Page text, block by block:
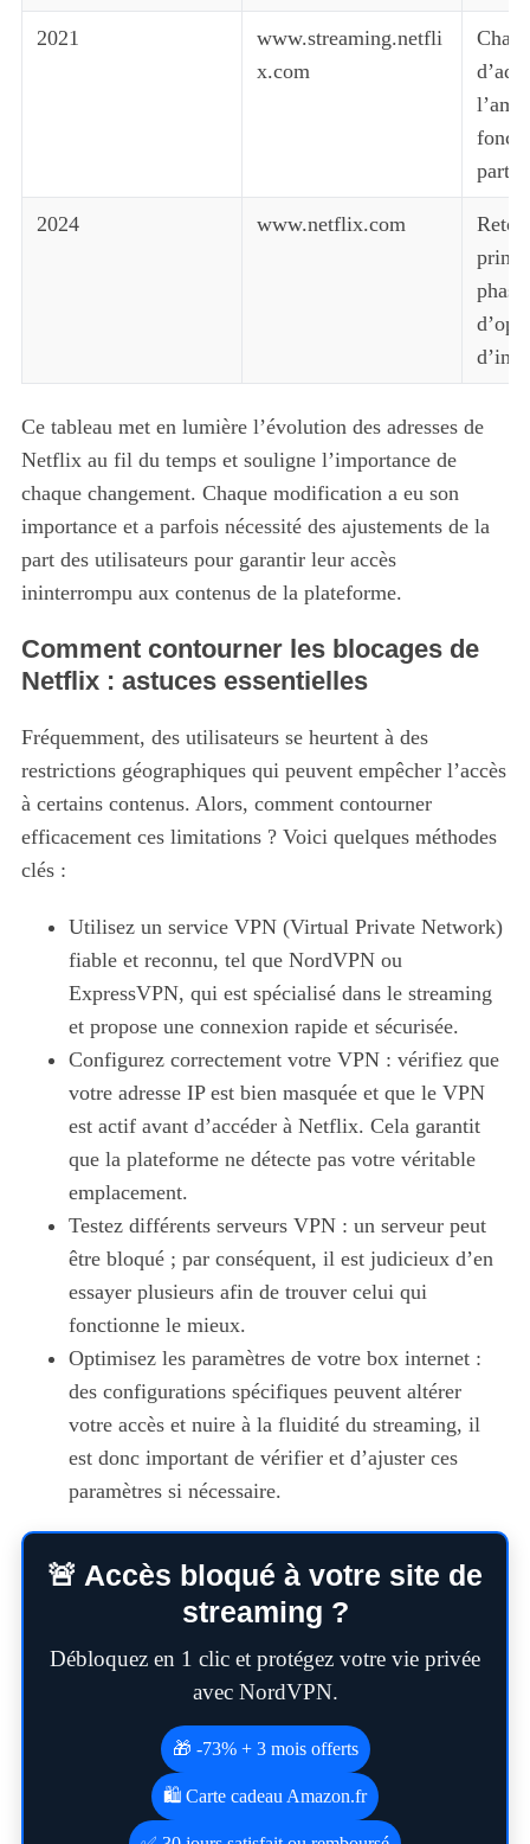
2021
www.streaming.netfli
x.com
2024 www.netflix.com
Ce tableau met en lumière l’évolution des adresses de
Netflix au fil du temps et souligne l’importance de
chaque changement. Chaque modification a eu son
importance et a parfois nécessité des ajustements de la
part des utilisateurs pour garantir leur accès
ininterrompu aux contenus de la plateforme.
Comment contourner les blocages de
Netflix : astuces essentielles
Fréquemment, des utilisateurs se heurtent à des
restrictions géographiques qui peuvent empêcher l’accès
à certains contenus. Alors, comment contourner
efficacement ces limitations ? Voici quelques méthodes
clés :
Utilisez un service VPN (Virtual Private Network)
fiable et reconnu, tel que NordVPN ou
ExpressVPN, qui est spécialisé dans le streaming
et propose une connexion rapide et sécurisée.
Configurez correctement votre VPN : vérifiez que
votre adresse IP est bien masquée et que le VPN
est actif avant d’accéder à Netflix. Cela garantit
que la plateforme ne détecte pas votre véritable
emplacement.
Testez différents serveurs VPN : un serveur peut
être bloqué ; par conséquent, il est judicieux d’en
essayer plusieurs afin de trouver celui qui
fonctionne le mieux.
Optimisez les paramètres de votre box internet :
des configurations spécifiques peuvent altérer
votre accès et nuire à la fluidité du streaming, il
est donc important de vérifier et d’ajuster ces
paramètres si nécessaire.
🚨 Accès bloqué à votre site de
streaming ?
Débloquez en 1 clic et protégez votre vie privée
avec NordVPN.
🎁 -73% + 3 mois offerts
🛍️ Carte cadeau Amazon.fr